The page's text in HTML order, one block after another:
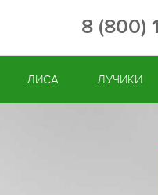
8 (800)
ЛИСА ЛУЧИКИ